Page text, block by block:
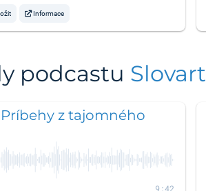
Informace
podcastu Slovart
z tajomného
9:42